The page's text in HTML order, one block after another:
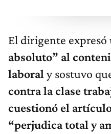
El dirigente expresó
absoluto” al
laboral y sostuvo
contra la clase
cuestionó el
“perjudica total y